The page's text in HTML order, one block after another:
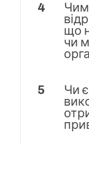
4
Чим
що
чи
5
Чи